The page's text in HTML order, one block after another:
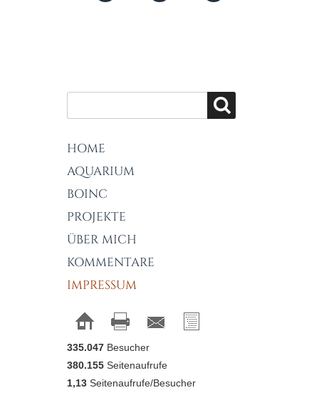
HOME
AQUARIUM
BOINC
PROJEKTE
ÜBER MICH
KOMMENTARE
IMPRESSUM
335.047 Besucher
380.155 Seitenaufrufe
1,13 Seitenaufrufe/Besucher